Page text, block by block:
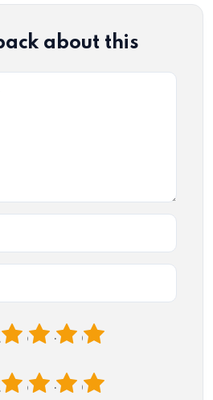
about this
5
4
3
5
4
3